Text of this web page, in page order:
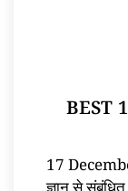
BEST
17